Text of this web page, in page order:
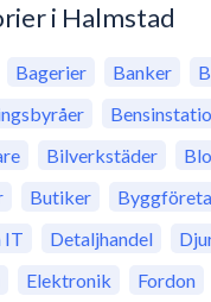
i Halmstad
Bagerier Banker
Bilverkstäder
Butiker
IT
Detaljhandel
Elektronik Fordon